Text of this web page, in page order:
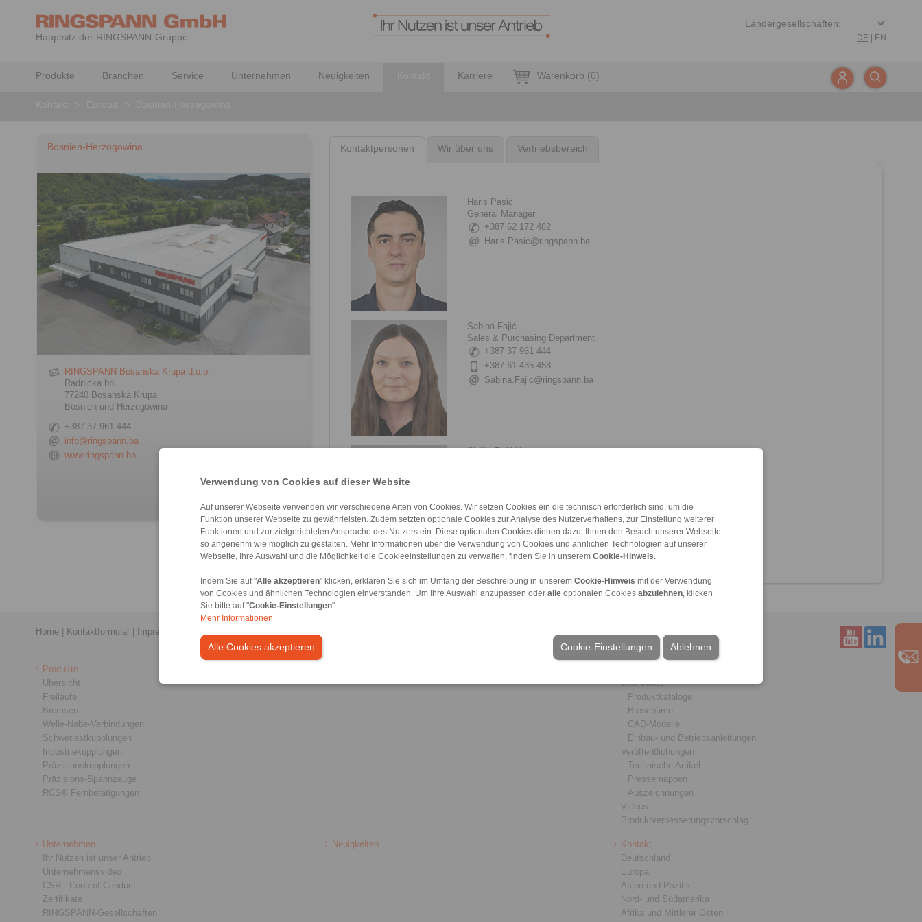
Verwendung von Cookies auf dieser Website
Auf unserer Webseite verwenden wir verschiedene Arten von Cookies. Wir setzen Cookies ein die technisch erforderlich sind, um die
Funktion unserer Webseite zu gewährleisten. Zudem setzten optionale Cookies zur Analyse des Nutzerverhaltens, zur Einstellung weiterer
Funktionen und zur zielgerichteten Ansprache des Nutzers ein. Diese optionalen Cookies dienen dazu, Ihnen den Besuch unserer Webseite
so angenehm wie möglich zu gestalten. Mehr Informationen über die Verwendung von Cookies und ähnlichen Technologien auf unserer
Webseite, Ihre Auswahl und die Möglichkeit die Cookieeinstellungen zu verwalten, finden Sie in unserem Cookie-Hinweis
Indem Sie auf "Alle akzeptieren" klicken, erklären Sie sich im Umfang der Beschreibung in unserem Cookie-Hinweis mit der Verwendung
von Cookies und ähnlichen Technologien einverstanden. Um Ihre Auswahl anzupassen oder alle optionalen Cookies abzulehnen , klicken
Sie bitte auf "Cookie-Einstellungen".
Mehr Informationen
Alle Cookies akzeptieren Ablehnen
Cookie-Einstellungen
Hauptsitz der RINGSPANN-Gruppe DE EN
Produkte Branchen Service Unternehmen Neuigkeiten Karriere Warenkorb (0)
Bosnien-Herzogowina
RINGSPANN Bosanska Krupa d.o.o.
Radnicka bb
77240 Bosanska Krupa
Bosnien und Herzegowina
+387 37 961 444
info@ringspann.ba
www.ringspann.ba
Kontaktpersonen Wir über uns Vertriebsbereich
Haris Pasic
General Manager
+387 62 172 482
Haris.Pasic@ringspann.ba
Sabina Fajić
Sales & Purchasing Department
+387 37 961 444
+387 61 435 458
Sabina.Fajic@ringspann.ba
Siniša Ruškić
Home Kontaktformular Impressum
Produkte
Übersicht
Freiläufe
Bremsen
Welle-Nabe-Verbindungen
Schwerlastkupplungen
Industriekupplungen
Präzisionskupplungen
Präzisions-Spannzeuge
RCS® Fernbetätigungen
Downloads
Produktkataloge
Broschüren
CAD-Modelle
Einbau- und Betriebsanleitungen
Veröffentlichungen
Technische Artikel
Pressemappen
Auszeichnungen
Videos
Produktverbesserungsvorschlag
Unternehmen
Ihr Nutzen ist unser Antrieb
Unternehmensvideo
CSR - Code of Conduct
Zertifikate
RINGSPANN-Gesellschaften
Neuigkeiten
Kontakt
Deutschland
Europa
Asien und Pazifik
Nord- und Südamerika
Afrika und Mittlerer Osten